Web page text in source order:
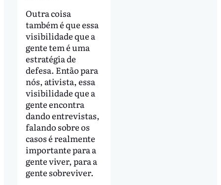
Outra coisa
também é que essa
visibilidade que a
gente tem é uma
estratégia de
defesa. Então para
nós, ativista, essa
visibilidade que a
gente encontra
dando entrevistas,
falando sobre os
casos é realmente
importante para a
gente viver, para a
gente sobreviver.